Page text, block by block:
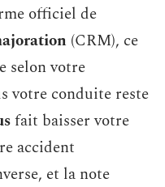
officiel de
(CRM), ce
selon votre
votre conduite reste
fait baisser votre
accident
et la note